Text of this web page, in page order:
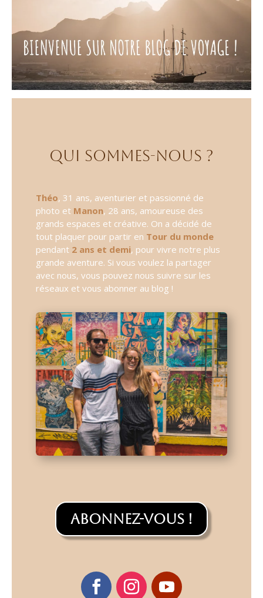
Qui sommes-nous ?
Théo, 31 ans, aventurier et passionné de
photo et Manon, 28 ans, amoureuse des
grands espaces et créative. On a décidé de
tout plaquer pour partir en Tour du monde
pendant 2 ans et demi, pour vivre notre plus
grande aventure. Si vous voulez la partager
avec nous, vous pouvez nous suivre sur les
réseaux et vous abonner au blog !
Abonnez-vous !